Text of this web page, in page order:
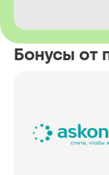
Бонусы от